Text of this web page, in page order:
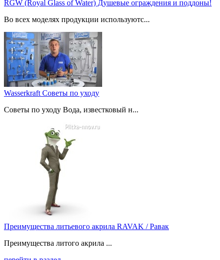
RGW (Royal Glass of Water) Душевые ограждения и поддоны!
Во всех моделях продукции используютс...
Wasserkraft Советы по уходу
Советы по уходу Вода, известковый н...
Преимущества литьевого акрила RAVAK / Равак
Преимущества литого акрила ...